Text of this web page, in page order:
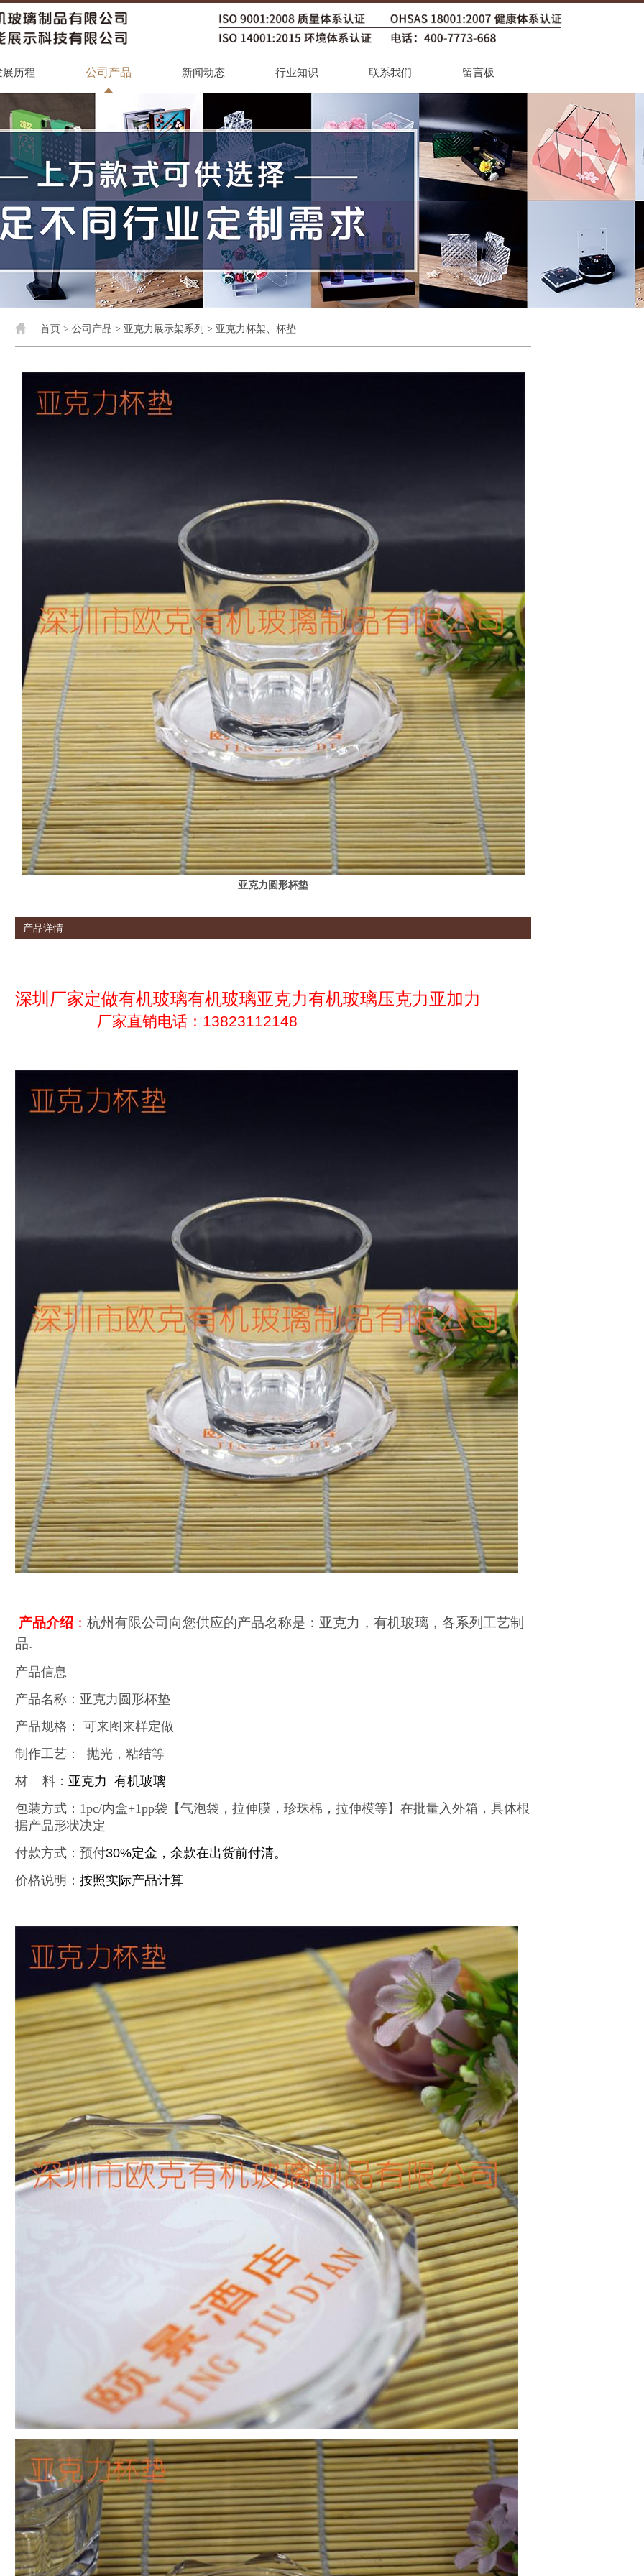
展历程 公司产品 新闻动态 行业知识 联系我们 留言板
首页 > 公司产品 > 亚克力展示架系列 > 亚克力杯架、杯垫
亚克力圆形杯垫
产品详情
深圳厂家定做有机玻璃有机玻璃亚克力有机玻璃压克力亚加力
厂家直销电话：13823112148
产品介绍 ： 杭州有限公司向您供应的产品名称是：亚克力，有机玻璃，各系列工艺制
品.
产品信息
产品名称：亚克力圆形杯垫
产品规格： 可来图来样定做
制作工艺： 抛光，粘结等
材 料： 亚克力 有机玻璃
包装方式：1pc/内盒+1pp袋【气泡袋，拉伸膜，珍珠棉，拉伸模等】在批量入外箱，具体根
据产品形状决定
付款方式：预付30%定金，余款在出货前付清。
价格说明： 按照实际产品计算